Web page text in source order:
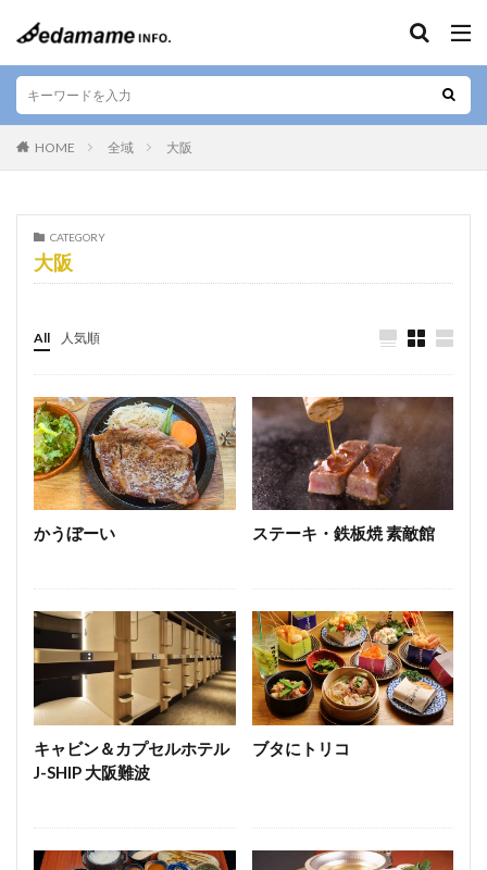
HOME 全域 大阪
CATEGORY
大阪
All 人気順
かうぼーい ステーキ・鉄板焼 素敵館
キャビン＆カプセルホテル
J-SHIP 大阪難波
ブタにトリコ
エリア
カフェ
肉料理
ベジタリアン
焼肉
しゃぶしゃぶ すきやき
グルテンフリー
定食
ビーガン 串カツ 日本酒
そば
懐石料理
中華料理 天ぷら ハラル
弁当
うどん
とんかつ 和牛 焼き鳥